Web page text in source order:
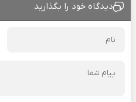
دیدگاه خود را بگذارید